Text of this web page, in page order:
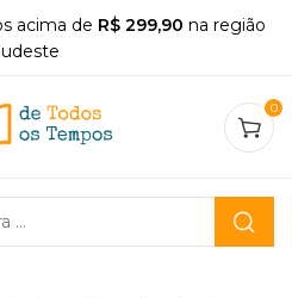
acima de R$ 299,90 na região
0